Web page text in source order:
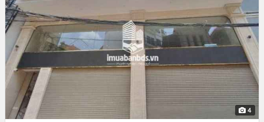
4